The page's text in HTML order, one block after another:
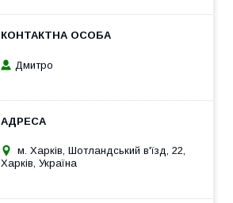
Дмитро
м. Харків, Шотландський в'їзд, 22,
Харків, Україна